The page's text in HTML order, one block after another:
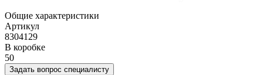
Общие характеристики
Артикул
8304129
В коробке
50
Задать вопрос специалисту